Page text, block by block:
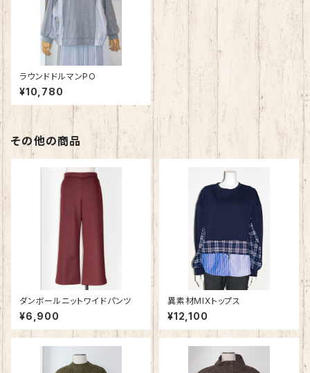
ラウンドドルマンPO
¥10,780
その他の商品
ダンボールニットワイドパンツ
¥6,900
異素材MIXトップス
¥12,100